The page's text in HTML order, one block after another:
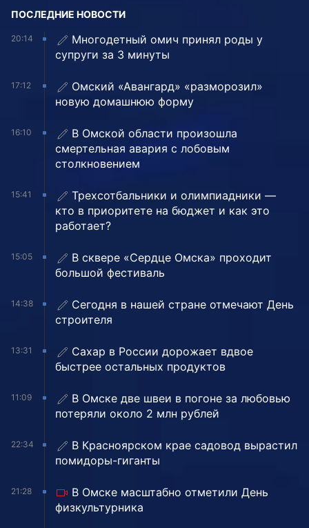
ПОСЛЕДНИЕ НОВОСТИ
20:14
Многодетный омич принял роды у
супруги за 3 минуты
17:12
Омский «Авангард» «разморозил»
новую домашнюю форму
16:10
В Омской области произошла
смертельная авария с лобовым
столкновением
15:41
Трехсотбальники и олимпиадники —
кто в приоритете на бюджет и как это
работает?
15:05
В сквере «Сердце Омска» проходит
большой фестиваль
14:38
Сегодня в нашей стране отмечают День
строителя
13:31
Сахар в России дорожает вдвое
быстрее остальных продуктов
11:09
В Омске две швеи в погоне за любовью
потеряли около 2 млн рублей
22:34
В Красноярском крае садовод вырастил
помидоры-гиганты
21:28
В Омске масштабно отметили День
физкультурника